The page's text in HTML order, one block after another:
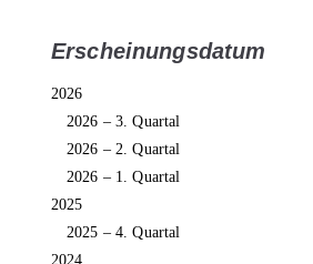
Erscheinungsdatum
2026
2026 – 3. Quartal
2026 – 2. Quartal
2026 – 1. Quartal
2025
2025 – 4. Quartal
2024